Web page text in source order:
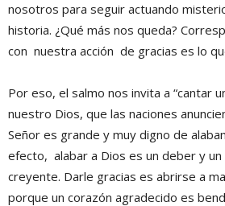
nosotros para seguir actuando
historia. ¿Qué más nos queda?
con nuestra acción de gracias es lo
Por eso, el salmo nos invita a “cantar
nuestro Dios, que las naciones
Señor es grande y muy digno de
efecto, alabar a Dios es un deber y
creyente. Darle gracias es abrirse a
porque un corazón agradecido es